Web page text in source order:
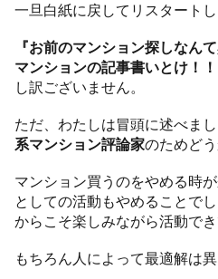
一旦白紙に戻してリスタート
『お前のマンション探しなん
マンションの記事書いとけ！！
し訳ございません。
ただ、わたしは冒頭に述べま
系マンション評論家のためど
マンション買うのをやめる時
としての活動もやめることで
からこそ楽しみながら活動で
もちろん人によって最適解は異